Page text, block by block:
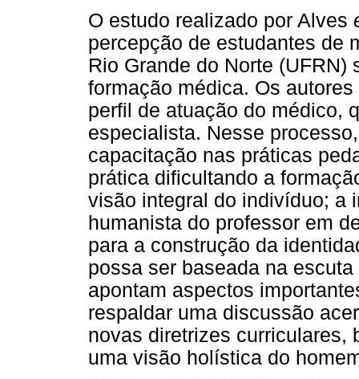
O estudo realizado por Alves
percepção de estudantes de
Rio Grande do Norte
formação médica. Os
perfil de atuação do médico,
especialista. Nesse
capacitação nas práticas
prática dificultando a
visão integral do indivíduo; a
humanista do professor em
para a construção da
possa ser baseada na
apontam aspectos
respaldar uma discussão
novas diretrizes curriculares,
uma visão holística do